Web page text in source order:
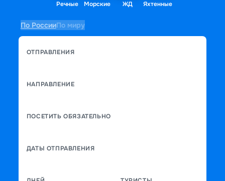
Речные Морские ЖД Яхтенные
По РоссииПо миру
ОТПРАВЛЕНИЯ
НАПРАВЛЕНИЕ
ПОСЕТИТЬ ОБЯЗАТЕЛЬНО
ДАТЫ ОТПРАВЛЕНИЯ